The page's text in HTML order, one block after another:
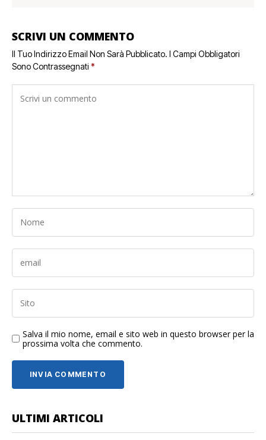
SCRIVI UN COMMENTO
Il Tuo Indirizzo Email Non Sarà Pubblicato. I Campi Obbligatori
Sono Contrassegnati *
Salva il mio nome, email e sito web in questo browser per la
prossima volta che commento.
ULTIMI ARTICOLI